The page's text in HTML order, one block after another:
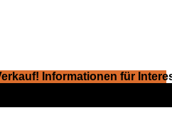
Informationen für